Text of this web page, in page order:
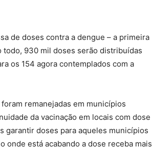
de doses contra a dengue – a primeira
todo, 930 mil doses serão distribuídas
os 154 agora contemplados com a
remanejadas em municípios
da vacinação em locais com dose
garantir doses para aqueles municípios
onde está acabando a dose receba mais